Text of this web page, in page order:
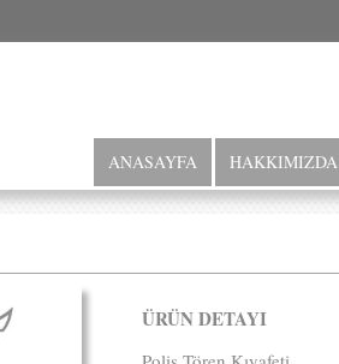
ANASAYFA HAKKIMIZDA
ÜRÜN DETAYI